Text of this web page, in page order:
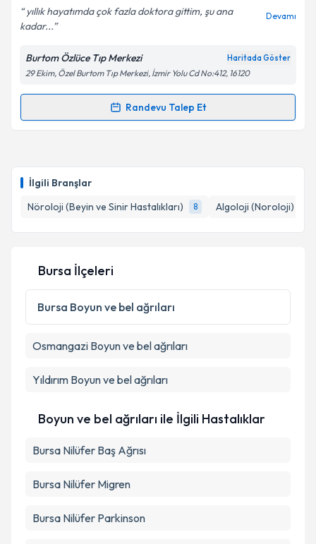
İlgili Branşlar
Nöroloji (Beyin ve Sinir Hastalıkları)
8 Algoloji (Noroloji)
E-posta Adresiniz
Kişisel verilerimin işlenmesine ilişkinAydınlatma
Metni'ni okudum ve kişisel verilerimin belirtilen
kapsamda işlenmesini kabul ediyorum.
yıllık hayatımda çok fazla doktora gittim, şu ana
kadar...
Devamı
Burtom Özlüce Tıp Merkezi Haritada Göster
29 Ekim, Özel Burtom Tıp Merkezi, İzmir Yolu Cd No:412, 16120
Randevu Talep Et
Randevu Takvimi Talebi
takvim hazırlandığında e-posta ile bilgilendireceğiz.
Kişisel verilerimin işlenmesine ilişkinAydınlatma
Metni
'ni okudum ve kişisel verilerimin belirtilen
kapsamda işlenmesini kabul ediyorum.
Bursa İlçeleri
Bursa Boyun ve bel ağrıları
Osmangazi Boyun ve bel ağrıları
Yıldırım Boyun ve bel ağrıları
Boyun ve bel ağrıları ile İlgili Hastalıklar
Bursa Nilüfer Baş Ağrısı
Bursa Nilüfer Migren
Bursa Nilüfer Parkinson